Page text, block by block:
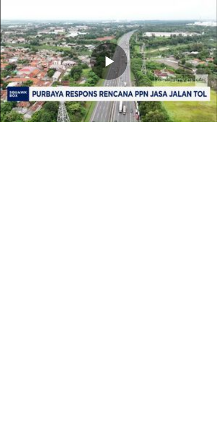
Memutarkan
Video